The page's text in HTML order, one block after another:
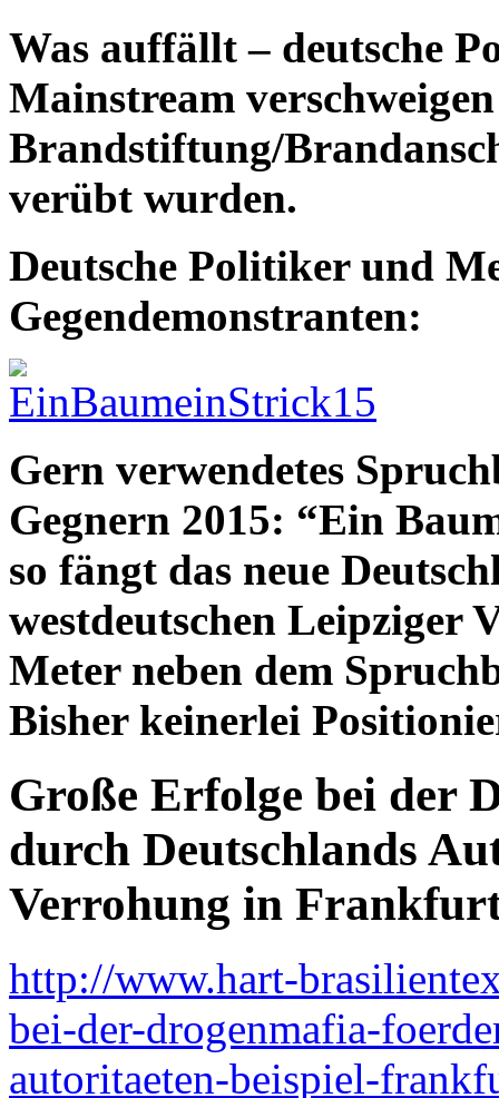
Was auffällt – deutsche
Mainstream
Brandstiftung/
verübt wurden.
Deutsche Politiker und
Gegendemonstranten:
Gern verwendetes
Gegnern 2015: “Ein
so fängt das neue
westdeutschen Leipziger
Meter neben dem
Bisher keinerlei
Große Erfolge bei der
durch Deutschlands
Verrohung in
http://www.hart-
bei-der-drogenmafia-
autoritaeten-beispiel-